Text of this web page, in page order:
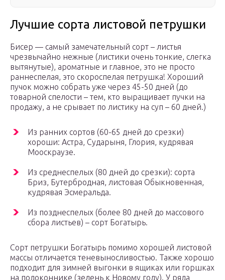
Лучшие сорта листовой петрушки
Бисер — самый замечательный сорт – листья
чрезвычайно нежные (листики очень тонкие, слегка
вытянутые), ароматные и главное, это не просто
раннеспелая, это скороспелая петрушка! Хороший
пучок можно собрать уже через 45-50 дней (до
товарной спелости – тем, кто выращивает пучки на
продажу, а не срывает по листику на суп – 60 дней.)
Из ранних сортов (60-65 дней до срезки)
хороши: Астра, Сударыня, Глория, кудрявая
Мооскраузе.
Из среднеспелых (80 дней до срезки): сорта
Бриз, Бутербродная, листовая Обыкновенная,
кудрявая Эсмеральда.
Из позднеспелых (более 80 дней до массового
сбора листьев) – сорт Богатырь.
Сорт петрушки Богатырь помимо хорошей листовой
массы отличается теневыносливостью. Также хорошо
подходит для зимней выгонки в ящиках или горшках
на подоконнике (зелень к Новому году). У ряда